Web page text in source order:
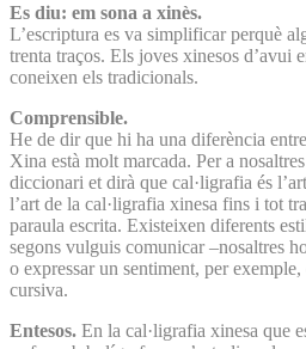
Es diu: em sona a xinès.
L’escriptura es va simplificar perquè
trenta traços. Els joves xinesos d’avui
coneixen els tradicionals.
Comprensible.
He de dir que hi ha una diferència
Xina està molt marcada. Per a
diccionari et dirà que cal·ligrafia és
l’art de la cal·ligrafia xinesa fins i tot
paraula escrita. Existeixen diferents
segons vulguis comunicar –nosaltres
o expressar un sentiment, per
cursiva.
Entesos. En la cal·ligrafia xinesa que